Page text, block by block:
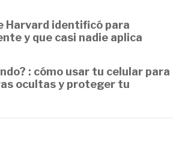
Harvard identificó para
y que casi nadie aplica
: cómo usar tu celular para
ocultas y proteger tu